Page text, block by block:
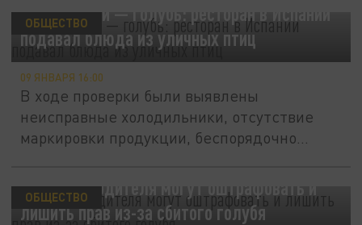
Вместо утки — голубь: ресторан в Испании
подавал блюда из уличных птиц
ОБЩЕСТВО
09 ЯНВАРЯ 16:00
В ходе проверки были выявлены
неисправные холодильники, отсутствие
маркировки продукции, беспорядочно...
В России водителя могут оштрафовать и
лишить прав из-за сбитого голубя
ОБЩЕСТВО